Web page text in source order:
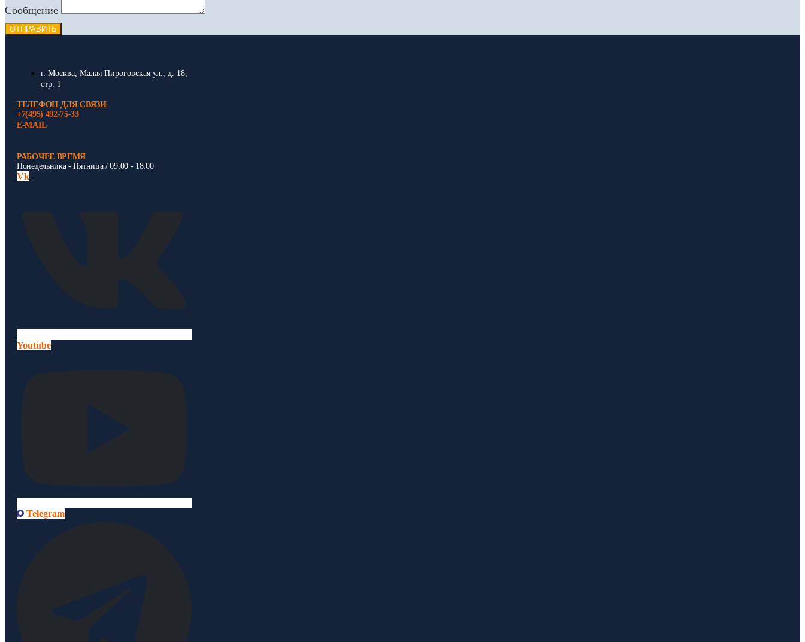
Сообщение
ОТПРАВИТЬ
г. Москва, Малая Пироговская ул., д. 18,
стр. 1
ТЕЛЕФОН ДЛЯ СВЯЗИ
+7(495) 492-75-33
E-MAIL
РАБОЧЕЕ ВРЕМЯ
Понедельника - Пятница / 09:00 - 18:00
Vk
Youtube
Telegram